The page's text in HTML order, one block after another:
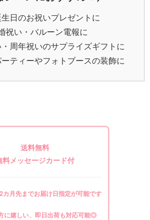
のお祝いプレゼントに
祝い・バルーン電報に
年祝いのサプライズギフトに
ィーやフォトブースの装飾に
送料無料
料メッセージカード付
カ月先までお届け日指定が可能です
に嬉しい、即日出荷も対応可能◎